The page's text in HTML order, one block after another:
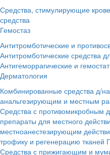
Средства, стимулирующие
средства
Гемостаз
Антитромботические и
Антитромботические средства
Антигеморрагические и
Дерматология
Комбинированные средства д/
анальгезирующим и местным
Средства с противомикробным
препараты для местного
местноанестезирующим
трофику и регенерацию тканей
Средства с прижигающим и